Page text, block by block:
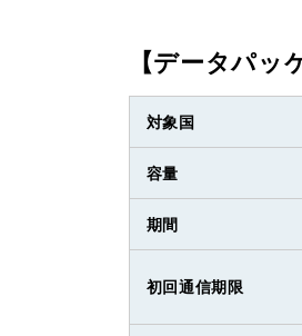
【データパッ
対象国
容量
期間
初回通信期限